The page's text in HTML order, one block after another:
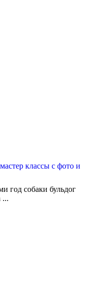
классы с фото и
год собаки бульдог
...